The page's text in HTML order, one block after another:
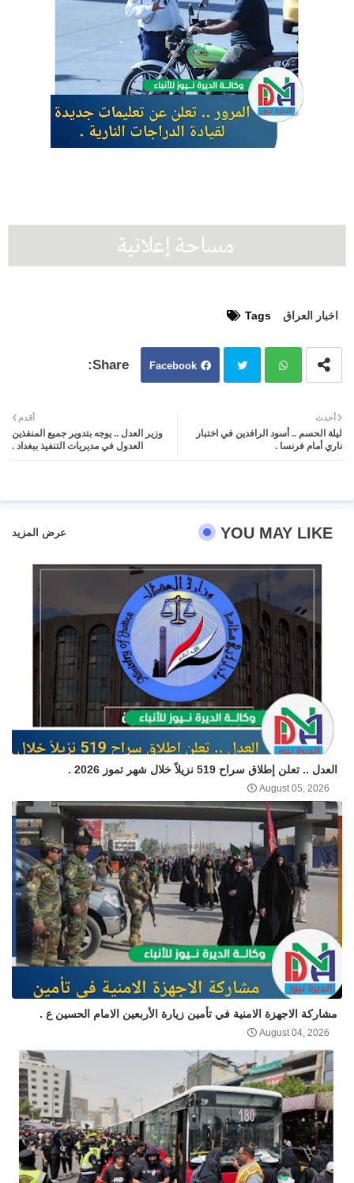
Tags اخبار العراق
Facebook
ter atsa
أحدث
ليلة الحسم .. أسود الرافدين في اختبار
ناري أمام فرنسا .
أقدم
وزير العدل .. يوجه بتدوير جميع المنفذين
العدول في مديريات التنفيذ ببغداد .
YOU MAY LIKE عرض المزيد
العدل .. تعلن إطلاق سراح 519 نزيلاً خلال شهر تموز 2026 .
August 05, 2026
مشاركة الاجهزة الامنية في تأمين زيارة الأربعين الامام الحسين ع .
August 04, 2026